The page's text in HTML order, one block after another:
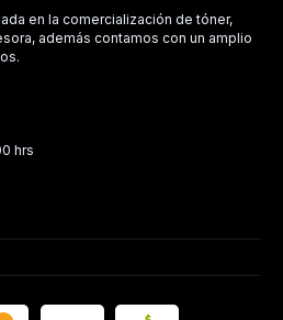
en la comercialización de tóner,
además contamos con un amplio
hrs